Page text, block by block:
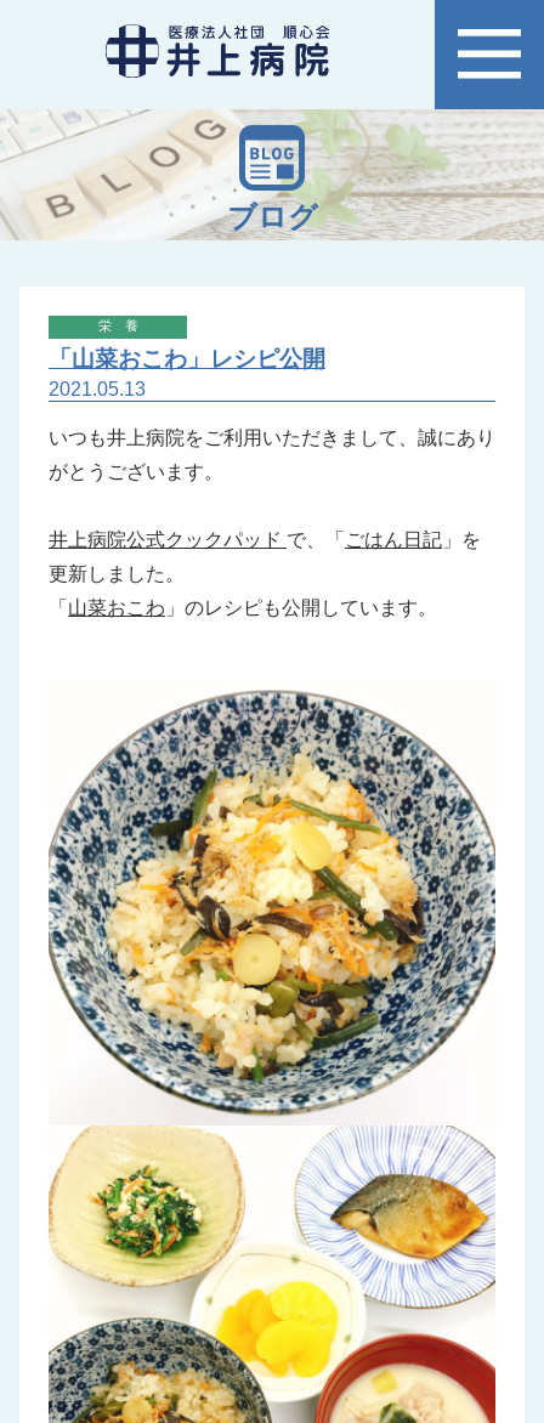
ブログ
栄養
「山菜おこわ」レシピ公開
2021.05.13
いつも井上病院をご利用いただきまして、誠にあり
がとうございます。
井上病院公式クックパッド で、「 ごはん日記 」を
更新しました。
「 山菜おこわ 」のレシピも公開しています。